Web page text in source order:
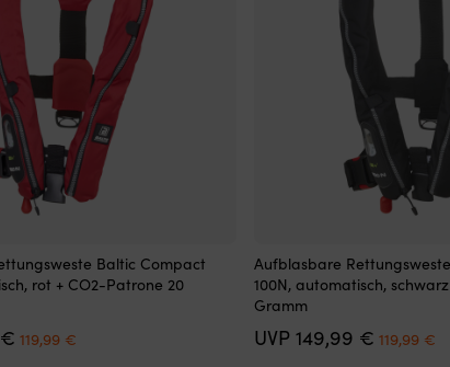
Baltic Compact
rot + CO2-Patrone 20
€ Ursprünglicher
Preis
119,99 €Aktueller
Dieses
Produkt
weist
mehrere
Varianten
Aufblasbare
100N, automatisch,
Gramm
UVP 149,99 €
Preis
119,99 €